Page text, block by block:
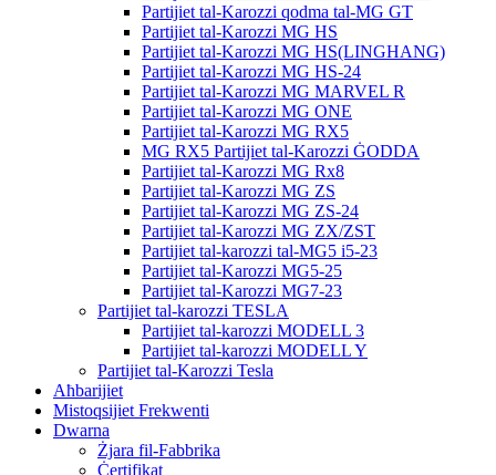
Partijiet tal-Karozzi qodma tal-MG GT
Partijiet tal-Karozzi MG HS
Partijiet tal-Karozzi MG HS(LINGHANG)
Partijiet tal-Karozzi MG HS-24
Partijiet tal-Karozzi MG MARVEL R
Partijiet tal-Karozzi MG ONE
Partijiet tal-Karozzi MG RX5
MG RX5 Partijiet tal-Karozzi ĠODDA
Partijiet tal-Karozzi MG Rx8
Partijiet tal-Karozzi MG ZS
Partijiet tal-Karozzi MG ZS-24
Partijiet tal-Karozzi MG ZX/ZST
Partijiet tal-karozzi tal-MG5 i5-23
Partijiet tal-Karozzi MG5-25
Partijiet tal-Karozzi MG7-23
Partijiet tal-karozzi TESLA
Partijiet tal-karozzi MODELL 3
Partijiet tal-karozzi MODELL Y
Partijiet tal-Karozzi Tesla
Aħbarijiet
Mistoqsijiet Frekwenti
Dwarna
Żjara fil-Fabbrika
Ċertifikat